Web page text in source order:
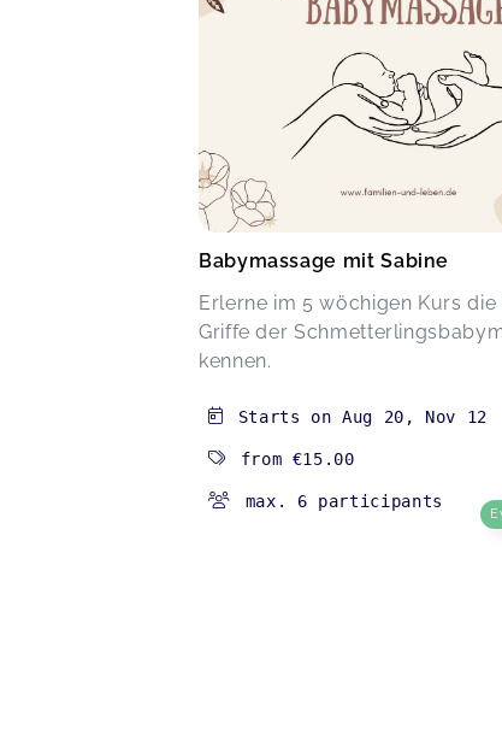
Babymassage mit Sabine
Erlerne im 5 wöchigen Kurs die
Griffe der
kennen.
Starts onAug 20 , Nov 12
from €15.00
max. 6 participants